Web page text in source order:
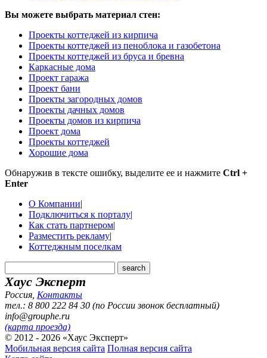
Вы можете выбрать материал стен:
Проекты коттеджей из кирпича
Проекты коттеджей из пеноблока и газобетона
Проекты коттеджей из бруса и бревна
Каркасные дома
Проект гаража
Проект бани
Проекты загородных домов
Проекты дачных домов
Проекты домов из кирпича
Проект дома
Проекты коттеджей
Хорошие дома
Обнаружив в тексте ошибку, выделите ее и нажмите Ctrl +
Enter
О Компании|
Подключиться к порталу|
Как стать партнером|
Разместить рекламу|
Коттеджным поселкам
Хаус Эксперт
Россия Контакты
тел.: 8 800 222 84 30 (по России звонок бесплатный)
info@grouphe.ru
(карта проезда)
© 2012 - 2026 «Хаус Эксперт»
Мобильная версия сайта Полная версия сайта